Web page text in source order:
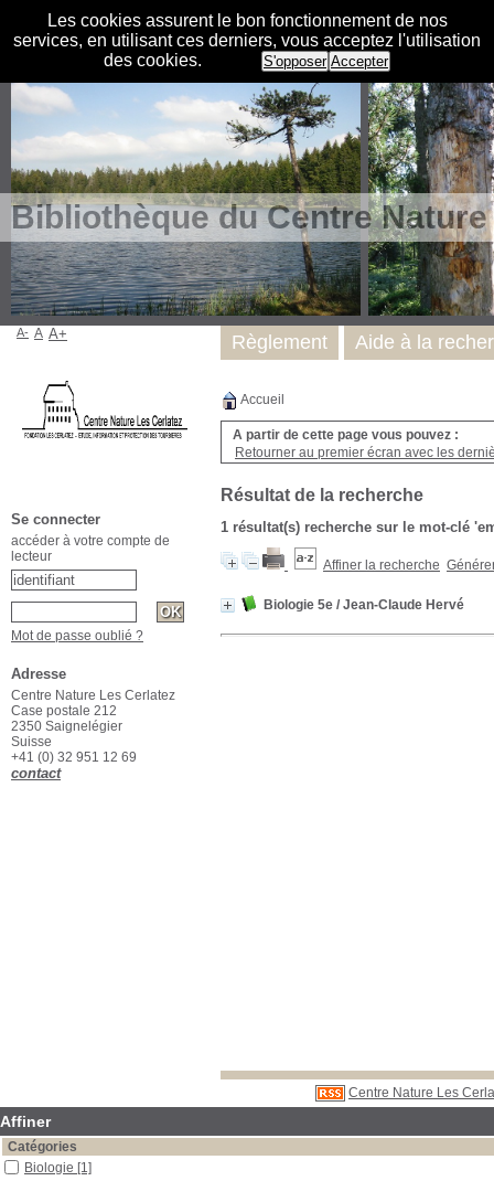
Les cookies assurent le bon fonctionnement de nos
services, en utilisant ces derniers, vous acceptez l'utilisation
des cookies.
S'opposer Accepter
Bibliothèque du Centre
Accueil
A partir de cette page vous pouvez :
Retourner au premier écran avec les
Résultat de la recherche
1 résultat(s) recherche sur le mot-clé
Affiner la recherche
Biologie 5e / Jean-Claude Hervé
Centre Nature Les
Règlement Aide à la
A- A A+
Se connecter
accéder à votre compte de
lecteur
Mot de passe oublié ?
Adresse
Centre Nature Les Cerlatez
Case postale 212
2350 Saignelégier
Suisse
+41 (0) 32 951 12 69
contact
Affiner
Catégories
Biologie [1]